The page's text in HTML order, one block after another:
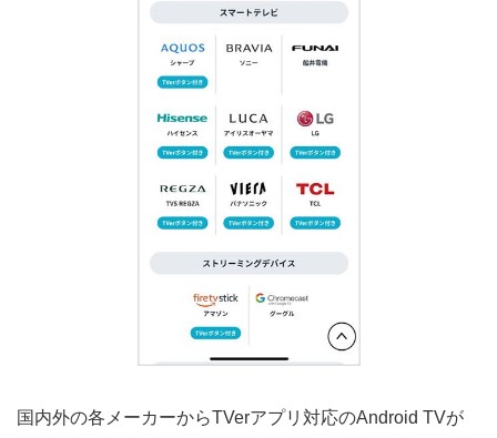
国内外の各メーカーからTVerアプリ対応のAndroid TVが